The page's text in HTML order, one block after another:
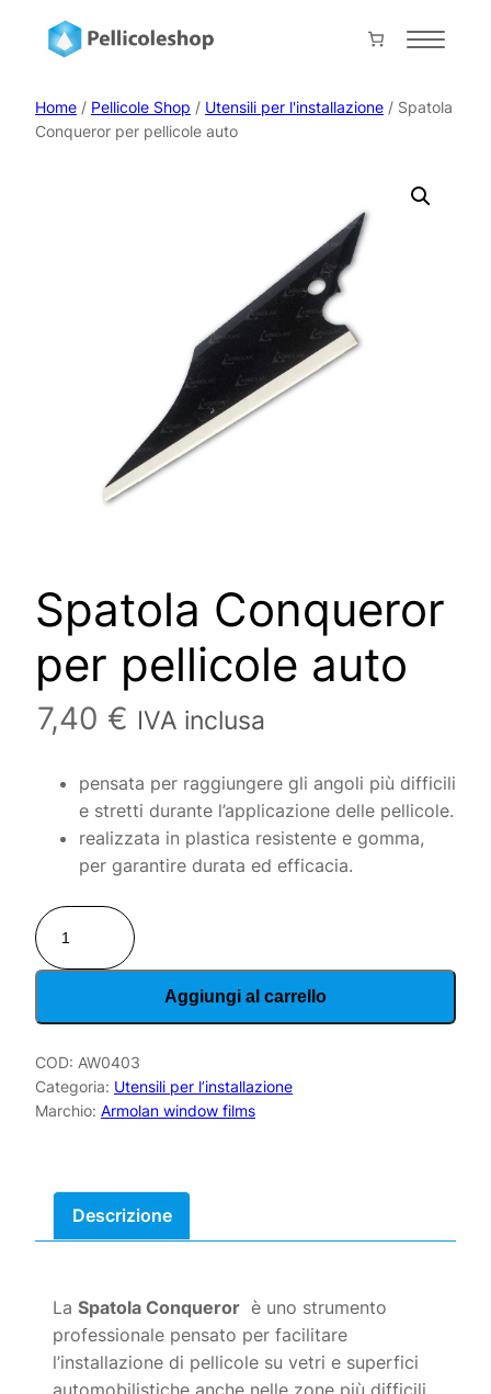
Home
About
Servizi
Collabora con noi
Il mio account
Carrello
Pagamento
Home / Pellicole Shop / Utensili per l'installazione / Spatola
Conqueror per pellicole auto
Spatola Conqueror
per pellicole auto
7,40 € IVA inclusa
pensata per raggiungere gli angoli più difficili
e stretti durante l’applicazione delle pellicole.
realizzata in plastica resistente e gomma,
per garantire durata ed efficacia.
Spatola
Conqueror
per
auto
quantità
Aggiungi al carrello
COD: AW0403
Categoria: Utensili per l’installazione
Marchio: Armolan window films
Descrizione
LaSpatola Conqueror è uno strumento
professionale pensato per facilitare
l’installazione di pellicole su vetri e superfici
automobilistiche anche nelle zone più difficili.